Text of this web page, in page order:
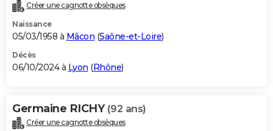
Créer une cagnotte obsèques
Naissance
05/03/1958 à Mâcon (Saône-et-Loire)
Décès
06/10/2024 à Lyon (Rhône)
Germaine RICHY (92 ans)
Créer une cagnotte obsèques